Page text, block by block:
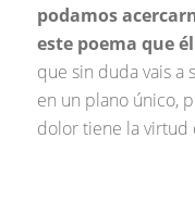
podamos
este poema que
que sin duda vais a
en un plano único,
dolor tiene la virtud